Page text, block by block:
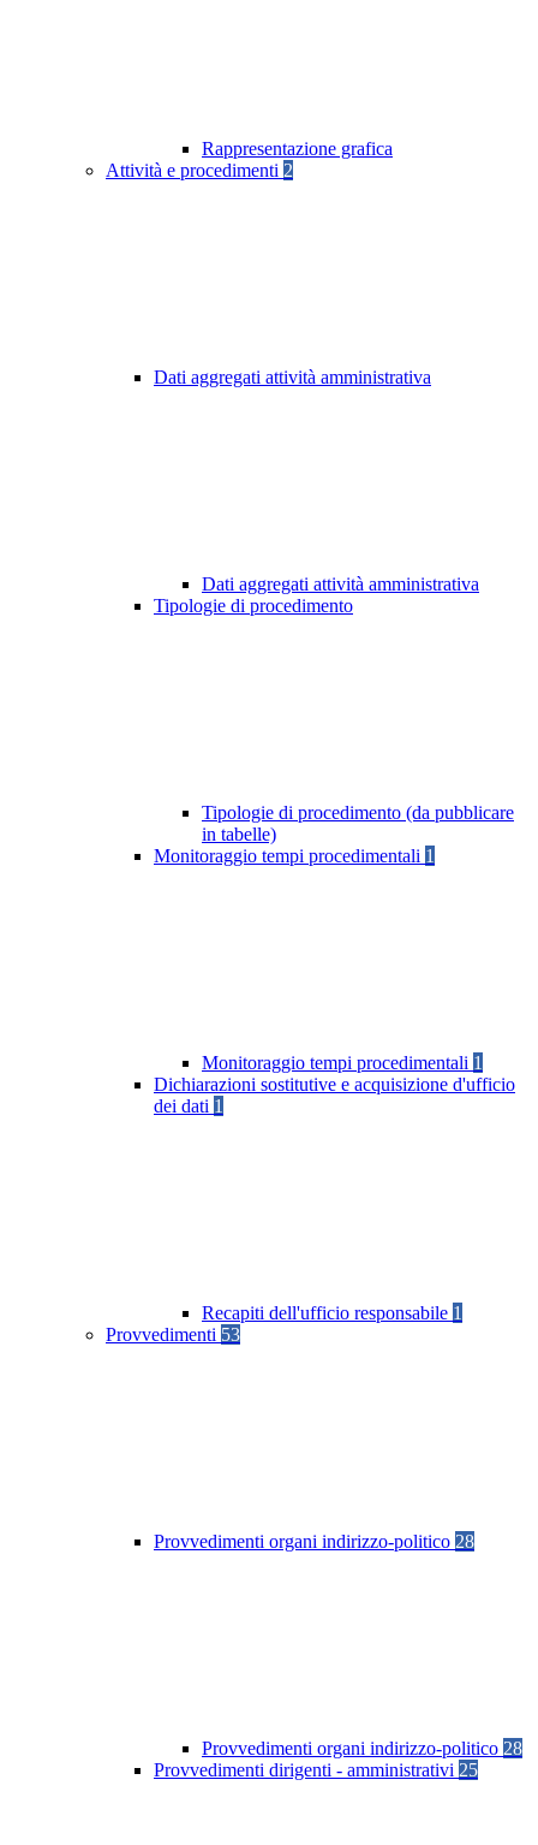
Rappresentazione grafica
Attività e procedimenti 2
Dati aggregati attività amministrativa
Dati aggregati attività amministrativa
Tipologie di procedimento
Tipologie di procedimento (da pubblicare
in tabelle)
Monitoraggio tempi procedimentali 1
Monitoraggio tempi procedimentali 1
Dichiarazioni sostitutive e acquisizione d'ufficio
dei dati 1
Recapiti dell'ufficio responsabile 1
Provvedimenti 53
Provvedimenti organi indirizzo-politico 28
Provvedimenti organi indirizzo-politico 28
Provvedimenti dirigenti - amministrativi 25